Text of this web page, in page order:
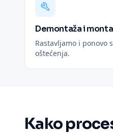
Demontaža i
Rastavljamo i ponovo
oštećenja.
Kako